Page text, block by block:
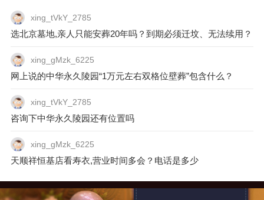
xing_tVkY_2785
选北京墓地,亲人只能安葬20年吗？到期必须迁坟、无法续用？
xing_gMzk_6225
网上说的中华永久陵园“1万元左右双格位壁葬”包含什么？
xing_tVkY_2785
咨询下中华永久陵园还有位置吗
xing_gMzk_6225
天顺祥恒基店看寿衣,营业时间多会？电话是多少